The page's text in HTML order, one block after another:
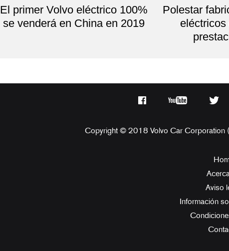
El primer Volvo eléctrico 100%
se venderá en China en 2019
Polestar
Copyright © 2018 Volvo Car Corporation
Aviso
Información